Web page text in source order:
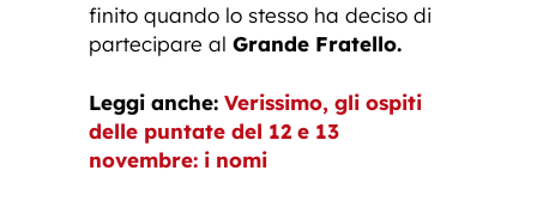
finito quando lo stesso ha deciso di
partecipare al Grande Fratello.
Leggi anche: Verissimo, gli ospiti
delle puntate del 12 e 13
novembre: i nomi